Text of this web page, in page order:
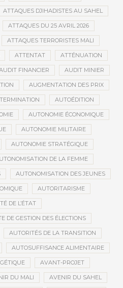
ATTAQUES DJIHADISTES AU SAHEL
ATTAQUES DU 25 AVRIL 2026
ATTAQUES TERRORISTES MALI
ATTENTAT ATTÉNUATION
FINANCIER AUDIT MINIER
AUGMENTATION DES PRIX
AUTOÉDITION
AUTONOMIE ÉCONOMIQUE
AUTONOMIE MILITAIRE
AUTONOMIE STRATÉGIQUE
DE LA FEMME
AUTONOMISATION DES JEUNES
AUTORITARISME
DE L’ÉTAT
DE GESTION DES ÉLECTIONS
AUTORITÉS DE LA TRANSITION
AUTOSUFFISANCE ALIMENTAIRE
AVANT-PROJET
DU MALI AVENIR DU SAHEL